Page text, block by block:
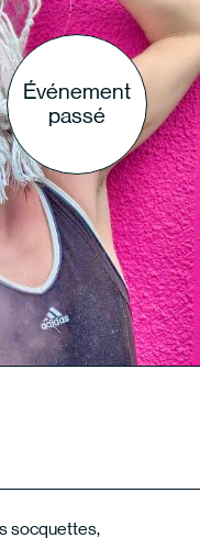
Événement
passé
socquettes,